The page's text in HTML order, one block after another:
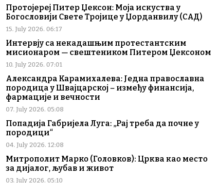
Протојереј Питер Џексон: Моја искуства у
Богословији Свете Тројице у Џорданвилу (САД)
15. July 2026. 06:17
Интервју са некадашњим протестантским
мисионаром — свештеником Питером Џексоном
10. July 2026. 07:01
Александра Карамихалева: Једна православна
породица у Швајцарској – између финансија,
фармације и вечности
07. July 2026. 05:08
Попадија Габријела Луга: „Рај треба да почне у
породици“
04. July 2026. 12:08
Митрополит Марко (Головков): Црква као место
за дијалог, љубав и живот
03. July 2026. 05:10